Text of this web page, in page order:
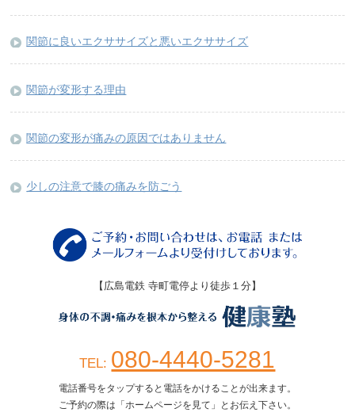
関節に良いエクササイズと悪いエクササイズ
関節が変形する理由
関節の変形が痛みの原因ではありません
少しの注意で膝の痛みを防ごう
【広島電鉄 寺町電停より徒歩１分】
TEL: 080-4440-5281
電話番号をタップすると電話をかけることが出来ます。
ご予約の際は「ホームページを見て」とお伝え下さい。